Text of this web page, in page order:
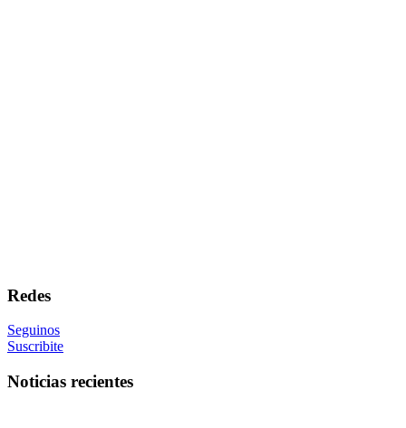
Redes
Seguinos
Suscribite
Noticias recientes